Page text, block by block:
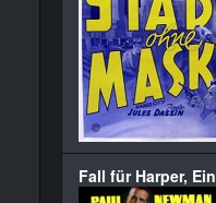
Fall für Harper, Ein